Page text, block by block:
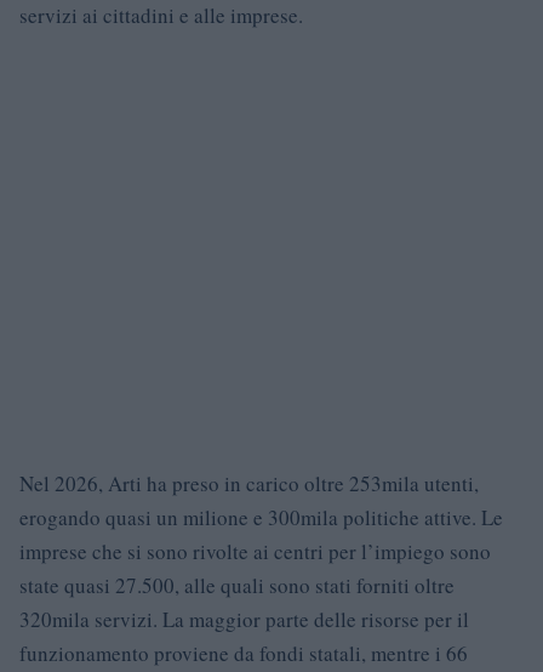
servizi ai cittadini e alle imprese.
Nel 2026, Arti ha preso in carico oltre 253mila utenti,
erogando quasi un milione e 300mila politiche attive. Le
imprese che si sono rivolte ai centri per l’impiego sono
state quasi 27.500, alle quali sono stati forniti oltre
320mila servizi. La maggior parte delle risorse per il
funzionamento proviene da fondi statali, mentre i 66